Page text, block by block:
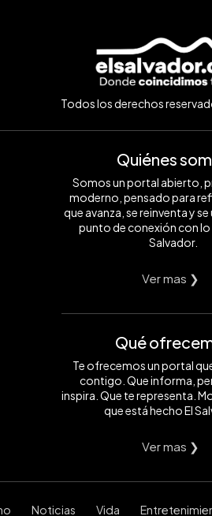
Todos los derechos
Quiénes
Somos un portal abierto,
moderno, pensado para
que avanza, se reinventa y
punto de conexión con lo
Salvador.
Ver mas ❯
Qué
Te ofrecemos un portal
contigo. Que informa,
inspira. Que te representa.
que está hecho El
Ver mas ❯
Noticias Vida